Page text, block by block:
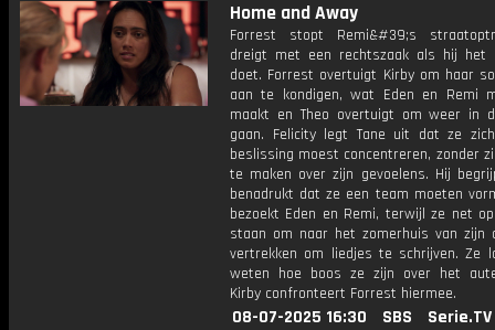
Home and Away
Forrest stopt Remi&#39;s
dreigt met een rechtszaak als hij het
doet. Forrest overtuigt Kirby om haar
aan te kondigen, wat Eden en Remi
maakt en Theo overtuigt om weer in
gaan. Felicity legt Tane uit dat ze
beslissing moest concentreren, zonder
te maken over zijn gevoelens. Hij
benadrukt dat ze een team moeten
bezoekt Eden en Remi, terwijl ze net
staan om naar het zomerhuis van zijn
vertrekken om liedjes te schrijven. Ze
weten hoe boos ze zijn over het
Kirby confronteert Forrest hiermee.
08-07-2025 16:30 SBS
Serie.TV